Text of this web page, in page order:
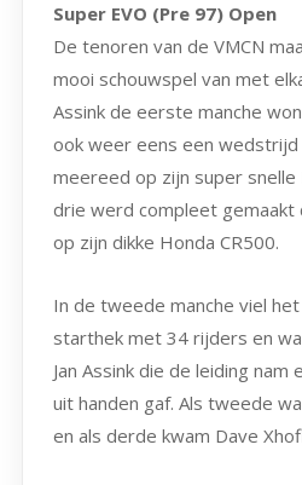
Super EVO (Pre 97) Open
De tenoren van de VMCN
mooi schouwspel van met
Assink de eerste manche
ook weer eens een wedstrijd
meereed op zijn super
drie werd compleet gemaakt
op zijn dikke Honda CR500.
In de tweede manche viel
starthek met 34 rijders en
Jan Assink die de leiding
uit handen gaf. Als tweede
en als derde kwam Dave